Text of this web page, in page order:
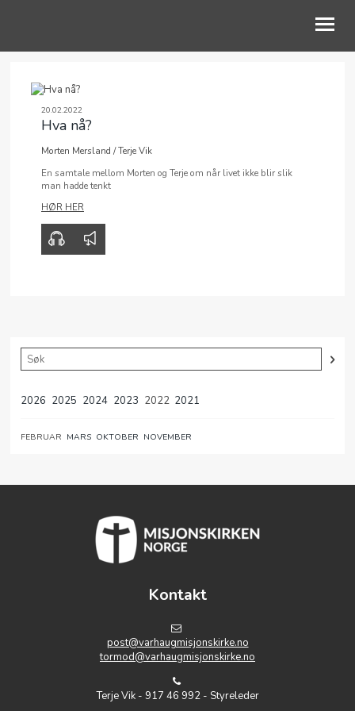
OM OSS
BLI MED
BLI GIVER
20.02.2022
Hva nå?
Morten Mersland /Terje Vik
En samtale mellom Morten og Terje om når livet ikke blir slik
man hadde tenkt
HØR HER
2026 2025 2024 2023 2022 2021
FEBRUAR MARS OKTOBER NOVEMBER
Kontakt
post@varhaugmisjonskirke.no
tormod@varhaugmisjonskirke.no
Terje Vik - 917 46 992 - Styreleder